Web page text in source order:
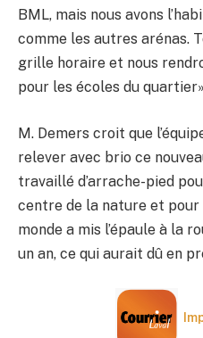
BML, mais nous avons
comme les autres arénas.
grille horaire et nous
pour les écoles du
M. Demers croit que
relever avec brio ce
travaillé d’arrache-pied
centre de la nature et
monde a mis l’épaule à la
un an, ce qui aurait dû en